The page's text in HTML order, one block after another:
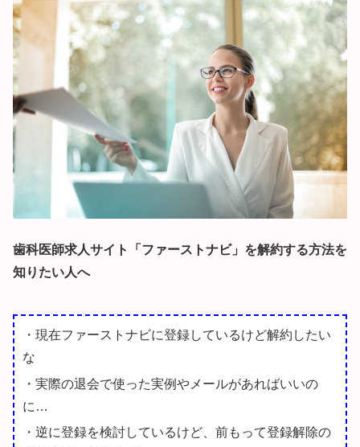
歯科医師求人サイト「ファーストナビ」を解約する方法を
知りたい人へ
・現在ファーストナビに登録しているけど解約したい
な
・実際の退会で使った実例やメールがあればいいの
に…
・逆に登録を検討しているけど、前もって登録解除の